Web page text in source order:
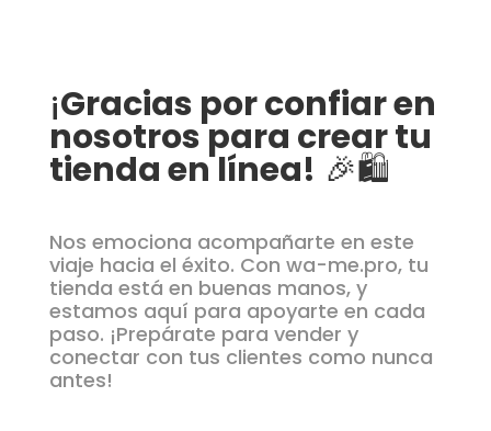
¡Gracias por confiar en
nosotros para crear tu
tienda en línea! 🎉🛍️
Nos emociona acompañarte en este
viaje hacia el éxito. Con wa-me.pro, tu
tienda está en buenas manos, y
estamos aquí para apoyarte en cada
paso. ¡Prepárate para vender y
conectar con tus clientes como nunca
antes!